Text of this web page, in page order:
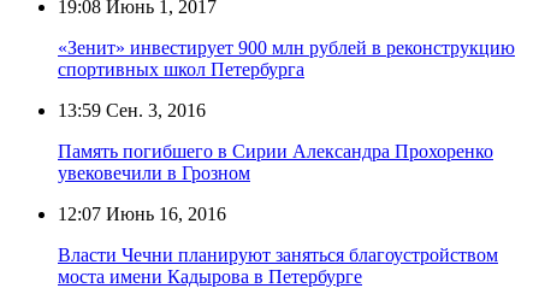
19:08 Июнь 1, 2017
«Зенит» инвестирует 900 млн рублей в реконструкцию
спортивных школ Петербурга
13:59 Сен. 3, 2016
Память погибшего в Сирии Александра Прохоренко
увековечили в Грозном
12:07 Июнь 16, 2016
Власти Чечни планируют заняться благоустройством
моста имени Кадырова в Петербурге